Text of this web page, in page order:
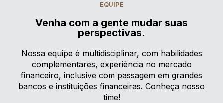
EQUIPE
Venha com a gente mudar suas
perspectivas.
Nossa equipe é multidisciplinar, com habilidades
complementares, experiência no mercado
financeiro, inclusive com passagem em grandes
bancos e instituições financeiras. Conheça nosso
time!